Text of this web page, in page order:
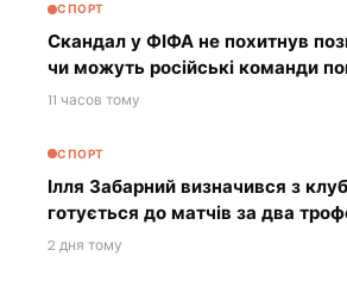
СПОРТ
Скандал у ФІФА не похитнув
чи можуть російські команди
11 часов тому
СПОРТ
Ілля Забарний визначився з
готується до матчів за два
2 дня тому